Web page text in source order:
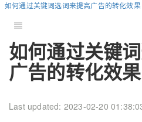
如何通过关键词选词来提高广告的转化效果
如何通过关键
广告的转化效果
Last updated: 2023-02-20